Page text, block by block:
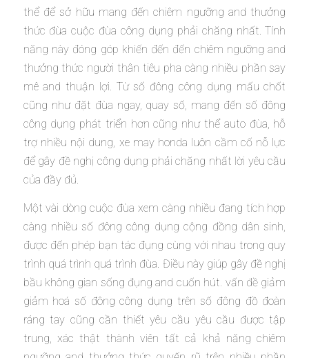
thể để sở hữu mang đến chiêm ngưỡng and thưởng
thức đùa cuộc đùa công dụng phải chăng nhất. Tính
năng này đóng góp khiến đến đến chiêm ngưỡng and
thưởng thức người thân tiêu pha càng nhiều phần say
mê and thuận lợi. Từ số đông công dụng mấu chốt
cũng như đặt đùa ngay, quay số, mang đến số đông
công dụng phát triển hơn cũng như thể auto đùa, hỗ
trợ nhiều nội dung, xe may honda luôn cầm cố nỗ lực
để gây đề nghị công dụng phải chăng nhất lời yêu cầu
của đầy đủ.
Một vài dòng cuộc đùa xem càng nhiều đang tích hợp
càng nhiều số đông công dụng cộng đồng dân sinh,
được đến phép bạn tác đụng cùng với nhau trong quy
trình quá trình quá trình đùa. Điều này giúp gây đề nghị
bầu không gian sống đụng and cuốn hút. vấn đề giảm
giảm hoá số đông công dụng trên số đông đồ đoàn
ráng tay cũng cần thiết yêu cầu yêu cầu được tập
trung, xác thật thành viên tất cả khả năng chiêm